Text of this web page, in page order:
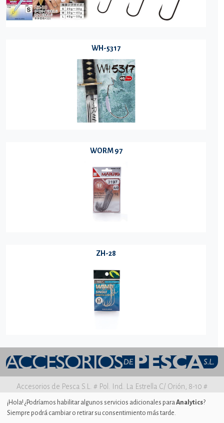
WH-5317
WORM 97
ZH-28
Accesorios de Pesca S.L. # Pol. Ind. La Estrella C/ Orión, 8-10 #
30500 MOLINA DE SEGURA Murcia
Aviso legal
¡Hola! ¿Podríamos habilitar algunos servicios adicionales paraAnalytics?
Siempre podrá cambiar o retirar su consentimiento más tarde.